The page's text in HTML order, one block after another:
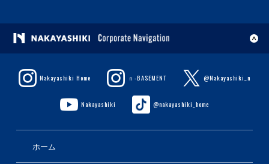
Nakayashiki Home ｎ-BASEMENT @Nakayashiki_n
Nakayashiki @nakayashiki_home
ホーム